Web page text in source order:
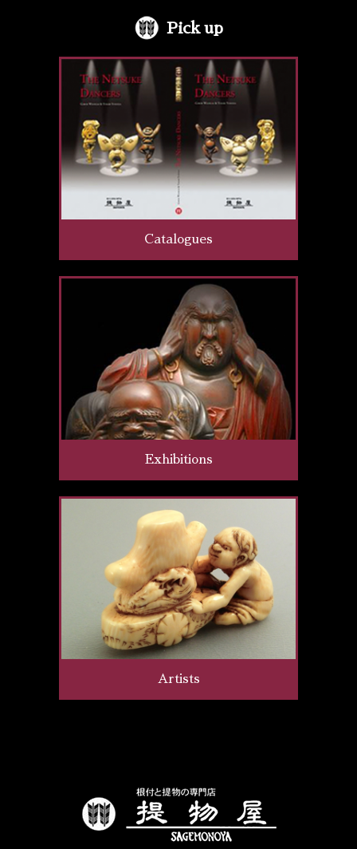
Pick up
Catalogues
Exhibitions
Artists